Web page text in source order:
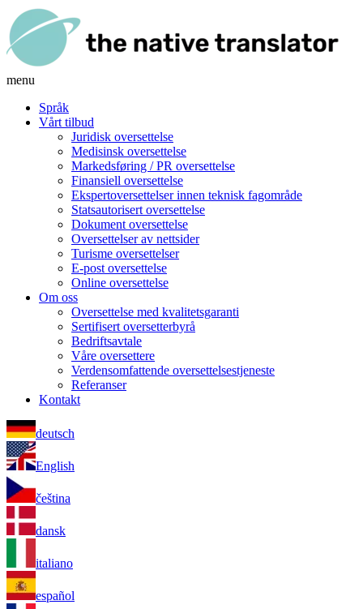
menu
Språk
Vårt tilbud
Juridisk oversettelse
Medisinsk oversettelse
Markedsføring / PR oversettelse
Finansiell oversettelse
Ekspertoversettelser innen teknisk fagområde
Statsautorisert oversettelse
Dokument oversettelse
Oversettelser av nettsider
Turisme oversettelser
E-post oversettelse
Online oversettelse
Om oss
Oversettelse med kvalitetsgaranti
Sertifisert oversetterbyrå
Bedriftsavtale
Våre oversettere
Verdensomfattende oversettelsestjeneste
Referanser
Kontakt
deutsch
English
čeština
dansk
italiano
español